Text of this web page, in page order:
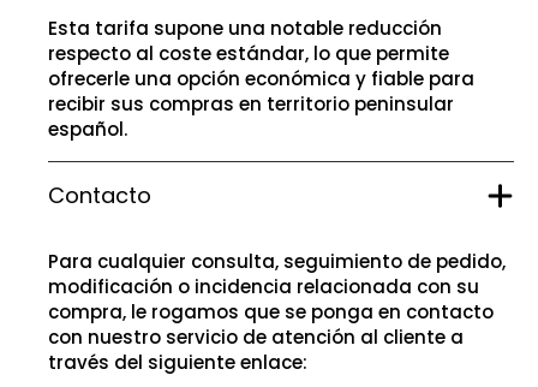
Esta tarifa supone una notable reducción
respecto al coste estándar, lo que permite
ofrecerle una opción económica y fiable para
recibir sus compras en territorio peninsular
español.
Contacto
Para cualquier consulta, seguimiento de pedido,
modificación o incidencia relacionada con su
compra, le rogamos que se ponga en contacto
con nuestro servicio de atención al cliente a
través del siguiente enlace: